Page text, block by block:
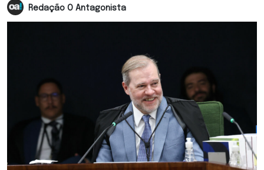
Redação O Antagonista